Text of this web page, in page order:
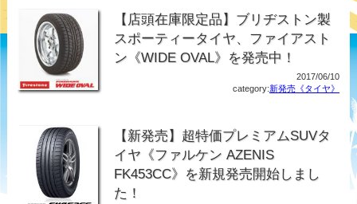
【店頭在庫限定品】ブリヂストン製
スポーティータイヤ、ファイアスト
ン《WIDE OVAL》を発売中！
2017/06/10
category:新発売《タイヤ》
【新発売】超特価プレミアムSUVタ
イヤ《ファルケン AZENIS
FK453CC》を新規発売開始しまし
た！